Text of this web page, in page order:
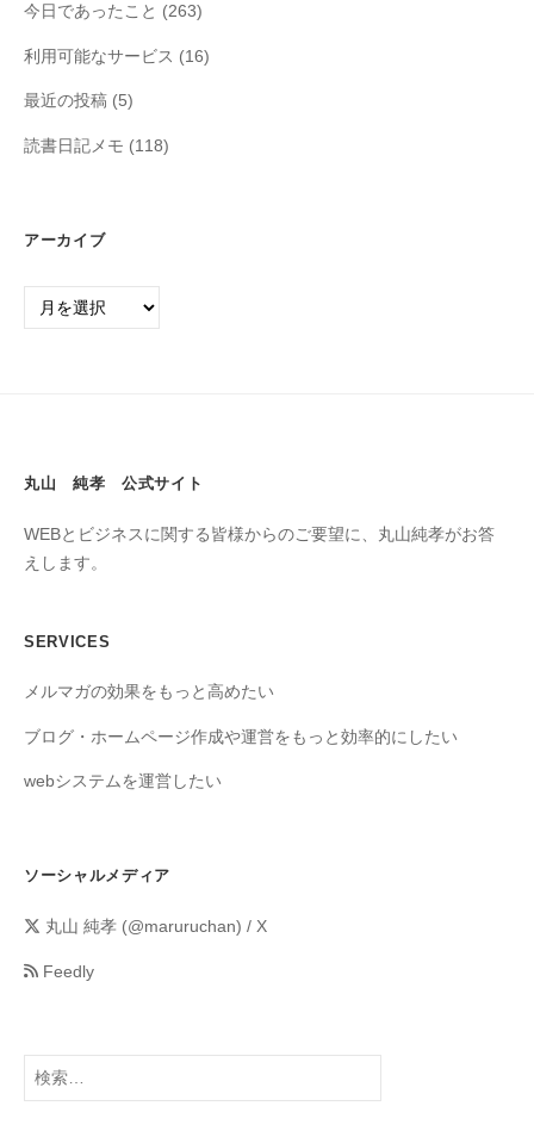
今日であったこと (263)
利用可能なサービス (16)
最近の投稿 (5)
読書日記メモ (118)
アーカイブ
丸山 純孝 公式サイト
WEBとビジネスに関する皆様からのご要望に、丸山純孝がお答
えします。
SERVICES
メルマガの効果をもっと高めたい
ブログ・ホームページ作成や運営をもっと効率的にしたい
webシステムを運営したい
ソーシャルメディア
丸山 純孝 (@maruruchan) / X
Feedly